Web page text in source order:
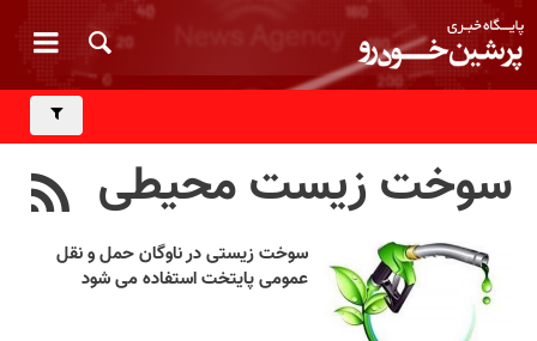
سوخت زیست محیطی
سوخت زیستی در ناوگان حمل و نقل
عمومی پایتخت استفاده می شود